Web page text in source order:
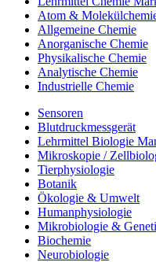
Atom &
Allgemeine Chemie
Anorganische Chemie
Physikalische Chemie
Analytische Chemie
Industrielle Chemie
Sensoren
Blutdruckmessgerät
Lehrmittel Biologie
Mikroskopie /
Tierphysiologie
Botanik
Ökologie & Umwelt
Humanphysiologie
Mikrobiologie &
Biochemie
Neurobiologie